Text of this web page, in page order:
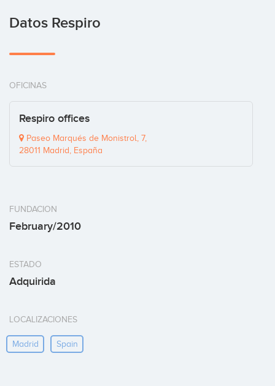
Datos Respiro
OFICINAS
Respiro offices
Paseo Marqués de Monistrol, 7,
28011 Madrid, España
FUNDACION
February/2010
ESTADO
Adquirida
LOCALIZACIONES
Madrid Spain